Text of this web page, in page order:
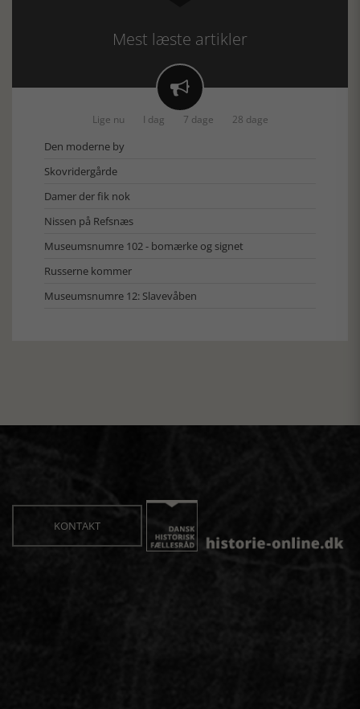
Mest læste artikler

Lige nu I dag 7 dage 28 dage
Den moderne by
Skovridergårde
Damer der fik nok
Nissen på Refsnæs
Museumsnumre 102 - bomærke og signet
Russerne kommer
Museumsnumre 12: Slavevåben
KONTAKT